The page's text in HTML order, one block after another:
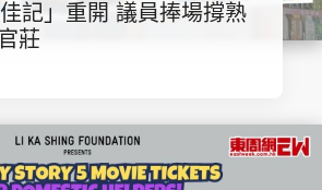
佳記」重開 議員捧場撐熟
莊